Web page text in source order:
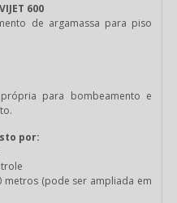
600
de argamassa para piso
para bombeamento e
por:
metros (pode ser ampliada em